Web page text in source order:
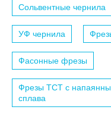
Сольвентные чернила
УФ чернила
Фасонные фрезы
Фрезы TCT с
сплава